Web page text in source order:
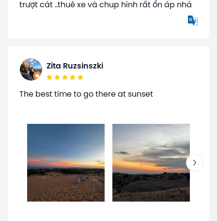
trượt cát ..thuê xe và chup hình rất ổn áp nhá
Zita Ruzsinszki
The best time to go there at sunset